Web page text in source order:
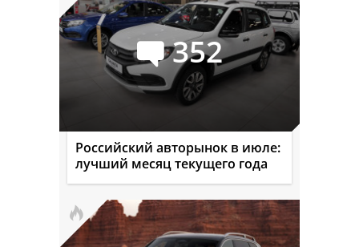
352
Российский авторынок в июле:
лучший месяц текущего года